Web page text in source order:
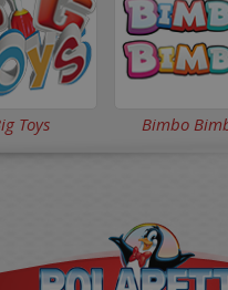
Toys Bimbo